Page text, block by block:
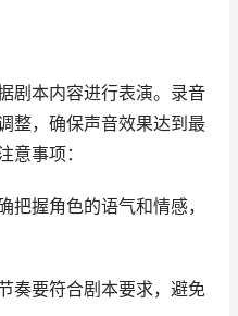
剧本内容进行表演。录音
整，确保声音效果达到最
意事项：
把握角色的语气和情感，
奏要符合剧本要求，避免